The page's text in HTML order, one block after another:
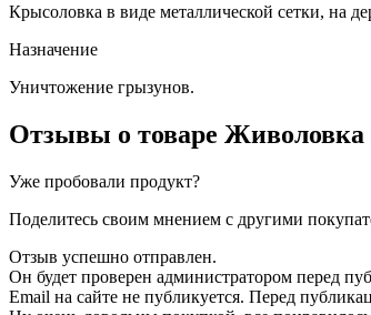
Крысоловка в виде металлической сетки, на
Назначение
Уничтожение грызунов.
Отзывы о товаре Живоловка
Уже пробовали продукт?
Поделитесь своим мнением с другими
Отзыв успешно отправлен.
Он будет проверен администратором перед
Email на сайте не публикуется. Перед